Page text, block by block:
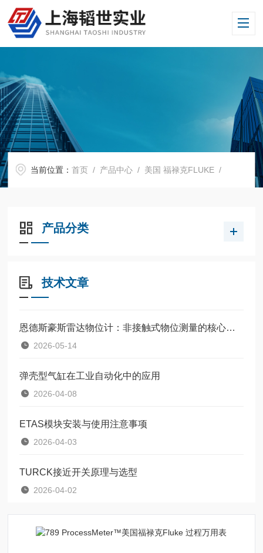
当前位置：首页 / 产品中心 / 美国 福禄克FLUKE /
产品分类
技术文章
恩德斯豪斯雷达物位计：非接触式物位测量的核心设备
2026-05-14
弹壳型气缸在工业自动化中的应用
2026-04-08
ETAS模块安装与使用注意事项
2026-04-03
TURCK接近开关原理与选型
2026-04-02